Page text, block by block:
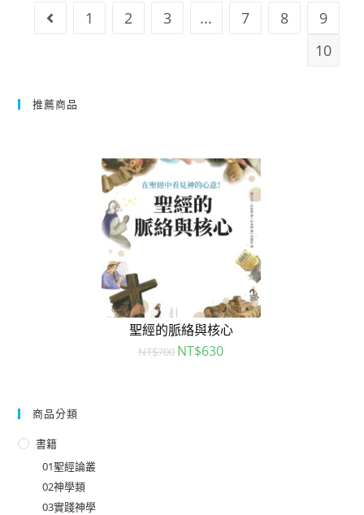
1 2 3 ... 7 8
9
10
推薦商品
聖經的脈絡與核心
NT$700 NT$630
商品分類
書籍
01聖經論叢
02神學類
03實踐神學